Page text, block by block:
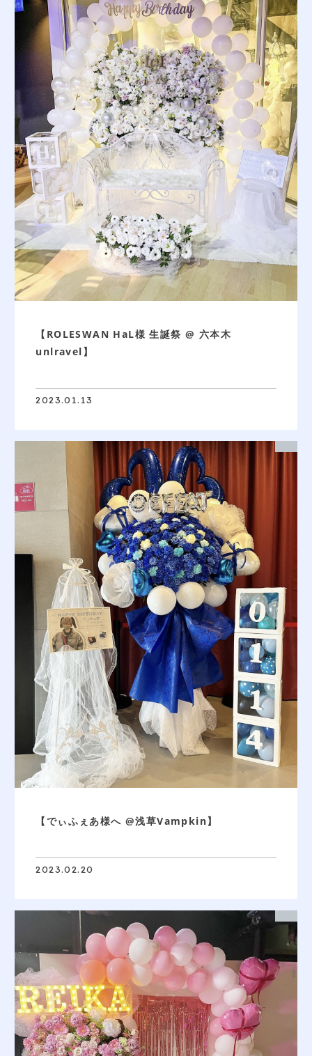
【ROLESWAN HaL様 生誕祭 @ 六本木
unlravel】
2023.01.13
【でぃふぇあ様へ @浅草Vampkin】
2023.02.20